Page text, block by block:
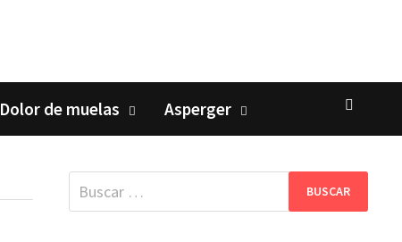
Dolor de muelas Asperger
Buscar: